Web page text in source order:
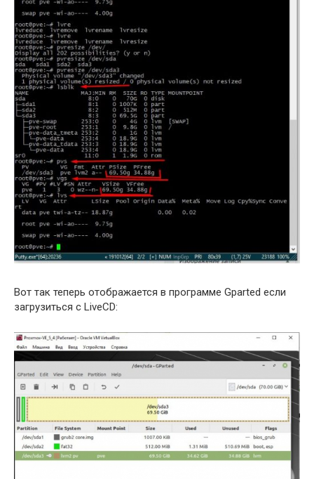
Вот так теперь отображается в программе Gparted если
загрузиться с LiveCD: